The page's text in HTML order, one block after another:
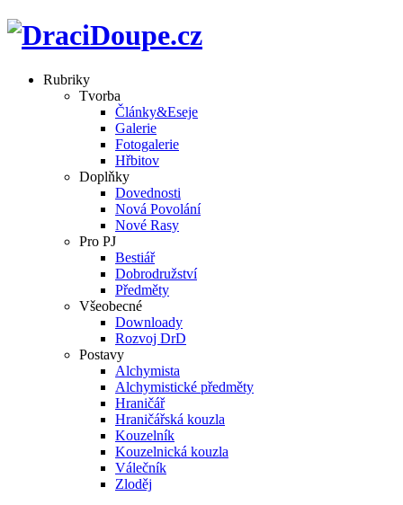
Rubriky
Tvorba
Články&Eseje
Galerie
Fotogalerie
Hřbitov
Doplňky
Dovednosti
Nová Povolání
Nové Rasy
Pro PJ
Bestiář
Dobrodružství
Předměty
Všeobecné
Downloady
Rozvoj DrD
Postavy
Alchymista
Alchymistické předměty
Hraničář
Hraničářská kouzla
Kouzelník
Kouzelnická kouzla
Válečník
Zloděj